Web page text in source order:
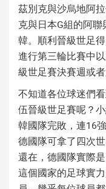
茲別克與沙烏地阿
克與日本G組的阿
韓。順利晉級世足
進行第三輪比賽中
級世足賽決賽週或者
不知道各位球迷們
伍晉級世足賽呢？
韓國隊完敗，連16
德國隊可拿了四次
還在，德國隊實際
這個國家的足球實